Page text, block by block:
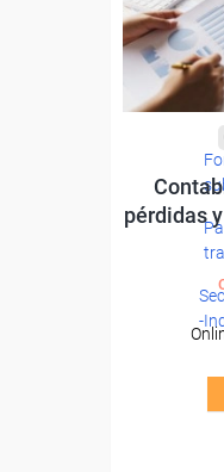
-
pérdidas